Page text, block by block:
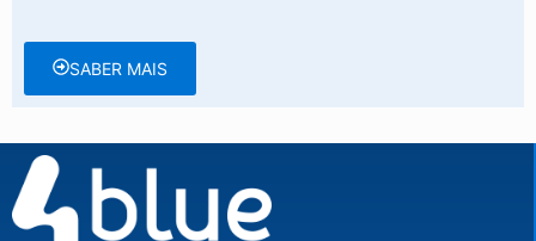
SABER MAIS